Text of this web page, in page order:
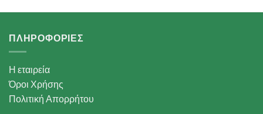
ΠΛΗΡΟΦΟΡΙΕΣ
Η εταιρεία
Όροι Χρήσης
Πολιτική Απορρήτου